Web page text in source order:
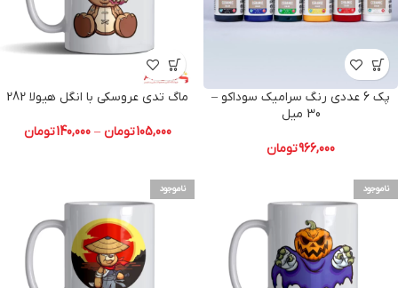
وای منو میگه. برم ببینم
پک 6 عددی رنگ سرامیک سوداکو –
30 میل
966,000تومان
ماگ تدی عروسکی با انگل هیولا 282
105,000تومان –
140,000تومان
ناموجود ناموجود